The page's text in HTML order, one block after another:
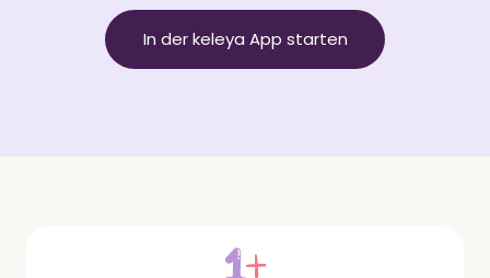
In der keleya App starten